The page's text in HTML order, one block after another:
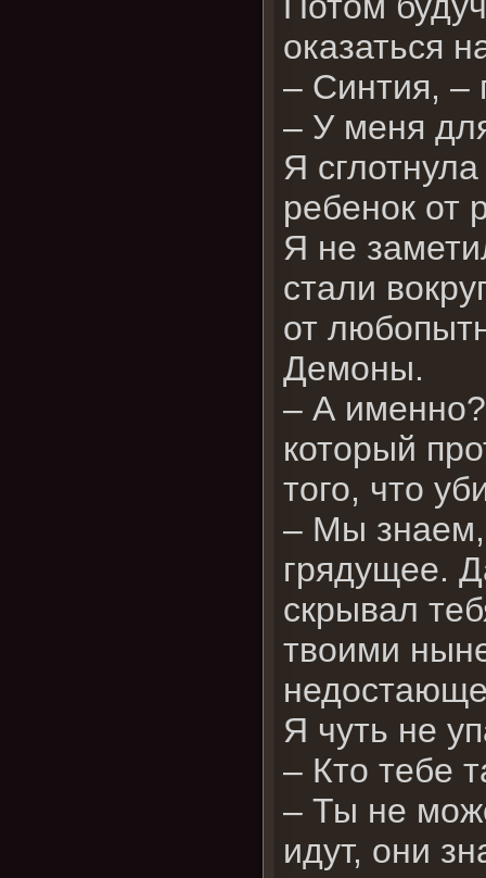
оказаться
– Синтия, –
– У меня
Я
ребенок от
Я не
стали
от
Демоны.
– А
который
того, что
– Мы знаем,
грядущее.
скрывал
твоими
Я чуть не
– Кто тебе
– Ты не
идут, они